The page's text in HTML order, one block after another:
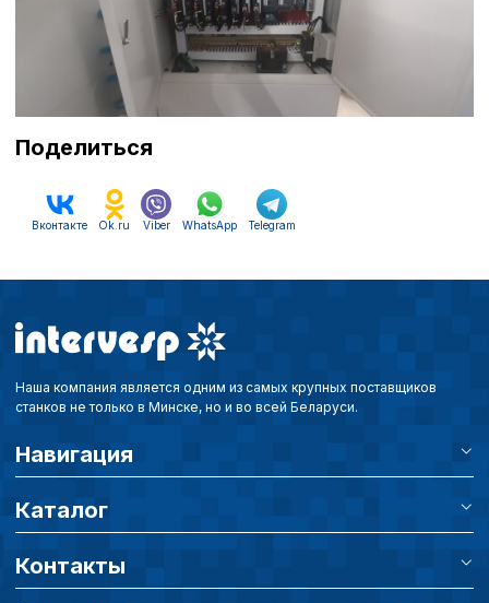
Поделиться
Вконтакте Ok.ru Viber WhatsApp Telegram
Наша компания является одним из самых крупных поставщиков
станков не только в Минске, но и во всей Беларуси.
Навигация
Каталог
Контакты
файлов cookie
Вы можете настроить
каждого типа файлов
типа «технические
без которых
функционирование
настроек файлов cookie
согласие) в любое
настроек cookie».
Перед тем как
списком файлов cookie
описание и сроки
Технические
cookie-файлы